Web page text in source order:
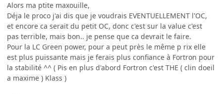
Alors ma ptite maxouille,
Déja le proco j'ai dis que je voudrais EVENTUELLEMENT l'OC,
et encore ca serait du petit OC, donc c'est sur la value c'est
pas terrible, mais bon.. je pense que ca devrait le faire.
Pour la LC Green power, pour a peut près le même p rix elle
est plus puissante mais je ferais plus confiance à Fortron pour
la stabilité ^^ ( Pis en plus d'abord Fortron c'est THE ( clin doeil
a maxime ) Klass )